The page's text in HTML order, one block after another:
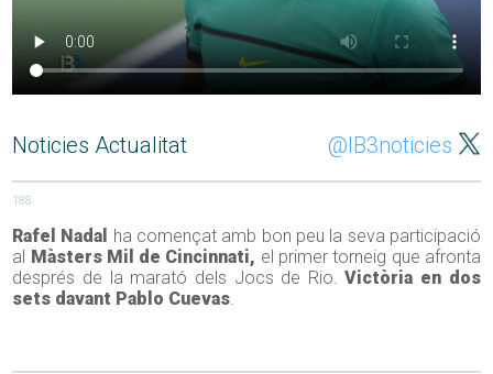
Noticies Actualitat @IB3noticies
188
Rafel Nadal
ha començat amb bon peu la seva participació
al
Màsters Mil de Cincinnati, el primer torneig que afronta
després de la marató dels Jocs de Rio.Victòria en dos
sets davant Pablo Cuevas.